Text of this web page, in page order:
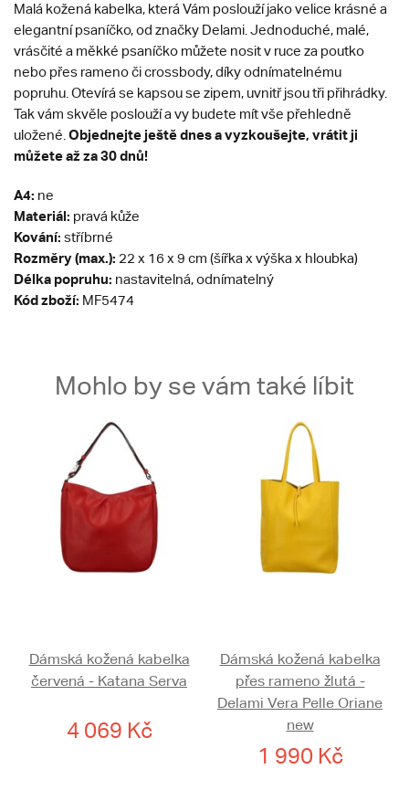
Malá kožená kabelka, která Vám poslouží jako velice krásné a
elegantní psaníčko, od značky Delami. Jednoduché, malé,
vrásčité a měkké psaníčko můžete nosit v ruce za poutko
nebo přes rameno či crossbody, díky odnímatelnému
popruhu. Otevírá se kapsou se zipem, uvnitř jsou tři přihrádky.
Tak vám skvěle poslouží a vy budete mít vše přehledně
uložené. Objednejte ještě dnes a vyzkoušejte, vrátit ji
můžete až za 30 dnů!
A4: ne
Materiál: pravá kůže
Kování: stříbrné
Rozměry (max.): 22 x 16 x 9 cm (šířka x výška x hloubka)
Délka popruhu: nastavitelná, odnímatelný
Kód zboží: MF5474
Mohlo by se vám také líbit
Dámská kožená kabelka
červená - Katana Serva
4 069 Kč
Dámská kožená kabelka
přes rameno žlutá -
Delami Vera Pelle Oriane
new
1 990 Kč